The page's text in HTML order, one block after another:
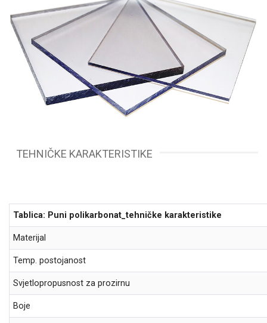
TEHNIČKE KARAKTERISTIKE
Tablica: Puni polikarbonat_tehničke karakteristike
Materijal
Temp. postojanost
Svjetlopropusnost za prozirnu
Boje